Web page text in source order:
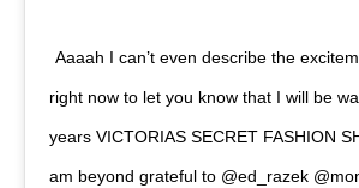
Aaaah I can’t even describe the
right now to let you know that I will be
years VICTORIAS SECRET FASHION
am beyond grateful to @ed_razek